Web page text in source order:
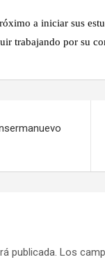
a iniciar sus
trabajando por su
publicada. Los